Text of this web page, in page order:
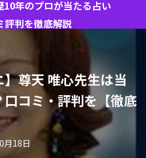
年のプロが当たる占い
評判を徹底解説
】尊天 唯心先生は当
コミ・評判を【徹底
月18日